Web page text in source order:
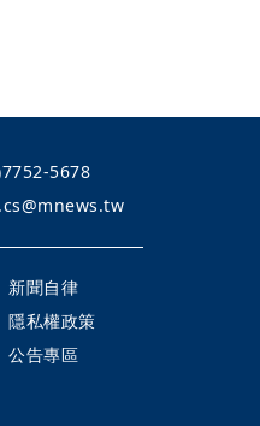
5678
新聞自律
隱私權政策
公告專區